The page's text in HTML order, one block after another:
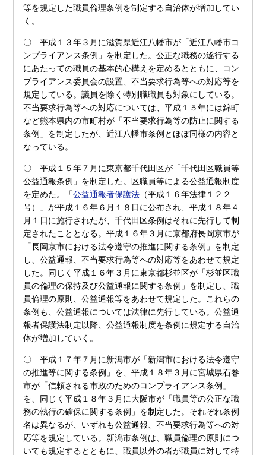
等を規定した職員倫理条例を制定する自治体が増加してい
く。
〇 平成１３年３月に滋賀県近江八幡市が「近江八幡市コ
ンプライアンス条例」を制定した。公正な職務の遂行する
にあたっての職員の基本的心構えを定めるとともに、コン
プライアンス委員会の設置、不当要求行為等への対応等を
規定している。議員を除く特別職職員も対象にしている。
不当要求行為等への対応については、平成１５年には錦町
など熊本県内の市町村が「不当要求行為等の防止に関する
条例」を制定したが、近江八幡市条例とほぼ同様の内容と
なっている。
〇 平成１５年７月に東京都千代田区が「千代田区職員等
公益通報条例」を制定した。区職員等による公益通報制度
を定めた。「公益通報者保護法 （平成１６年法律１２２
号）」が平成１６年６月１８日に公布され、平成１８年４
月１日に施行されたが、千代田区条例はそれに先行して制
定されたこととなる。平成１６年３月に京都府長岡京市が
「長岡京市における法令遵守の推進に関する条例」を制定
し、公益通報、不当要求行為等への対応等をあわせて規定
した。同じく平成１６年３月に東京都杉並区が「杉並区職
員の倫理の保持及び公益通報に関する条例」を制定し、職
員倫理の原則、公益通報等をあわせて規定した。これらの
条例も、公益通報については法律に先行している。公益通
報者保護法制定以降、公益通報制度を条例に規定する自治
体が増加していく。
〇 平成１７年７月に新潟市が「新潟市における法令遵守
の推進等に関する条例」を、平成１８年３月に宮城県石巻
市が「信頼される市政のためのコンプライアンス条例」
を、同じく平成１８年３月に大阪市が「職員等の公正な職
務の執行の確保に関する条例」を制定した。それぞれ条例
名は異なるが、いずれも公益通報、不当要求行為等への対
応等を規定している。新潟市条例は、職員倫理の原則につ
いても規定するとともに、職員以外の者が職員に対して特